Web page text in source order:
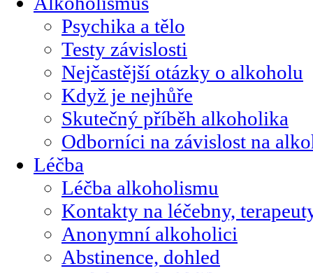
Psychika a tělo
Testy závislosti
Nejčastější otázky o alkoholu
Když je nejhůře
Skutečný příběh alkoholika
Odborníci na závislost na
Léčba
Léčba alkoholismu
Kontakty na léčebny,
Anonymní alkoholici
Abstinence, dohled